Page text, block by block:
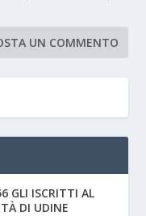
GLI ISCRITTI AL
DI UDINE